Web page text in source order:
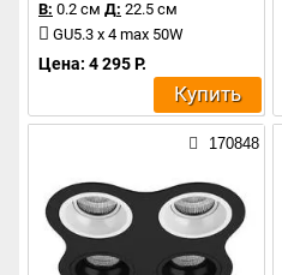
В: 0.2 см Д: 22.5 см
GU5.3 x 4 max 50W
Цена: 4 295 Р.
Купить
170848